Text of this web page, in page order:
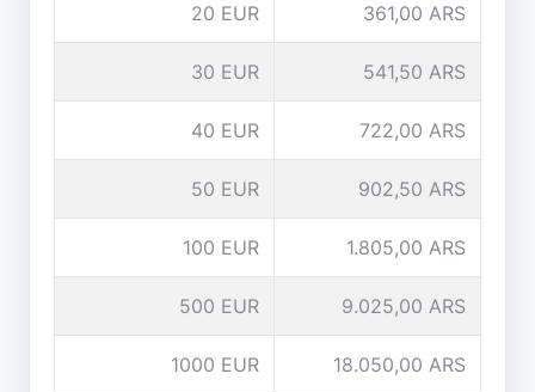
20 EUR 361,00 ARS
30 EUR 541,50 ARS
40 EUR 722,00 ARS
50 EUR 902,50 ARS
100 EUR 1.805,00 ARS
500 EUR 9.025,00 ARS
1000 EUR 18.050,00 ARS